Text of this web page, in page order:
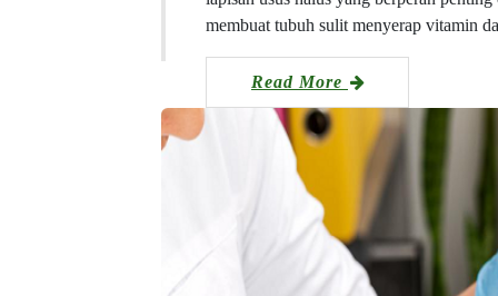
membuat tubuh sulit menyerap vitamin
Read More